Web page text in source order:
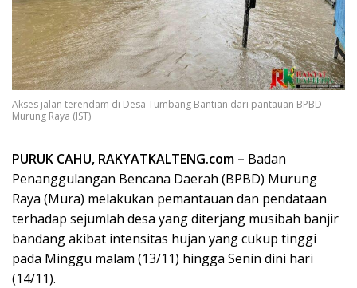
Akses jalan terendam di Desa Tumbang Bantian dari pantauan BPBD
Murung Raya (IST)
PURUK CAHU, RAKYATKALTENG.com – Badan
Penanggulangan Bencana Daerah (BPBD) Murung
Raya (Mura) melakukan pemantauan dan pendataan
terhadap sejumlah desa yang diterjang musibah banjir
bandang akibat intensitas hujan yang cukup tinggi
pada Minggu malam (13/11) hingga Senin dini hari
(14/11).